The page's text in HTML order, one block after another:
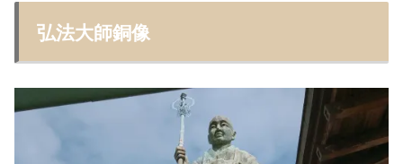
弘法大師銅像